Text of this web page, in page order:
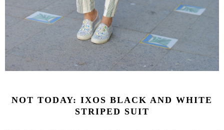
NOT TODAY: IXOS BLACK AND WHITE
STRIPED SUIT